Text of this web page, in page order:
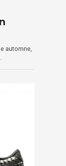
automne,